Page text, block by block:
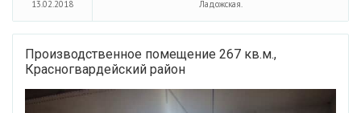
13.02.2018
Ладожская.
Производственное помещение 267 кв.м.,
Красногвардейский район